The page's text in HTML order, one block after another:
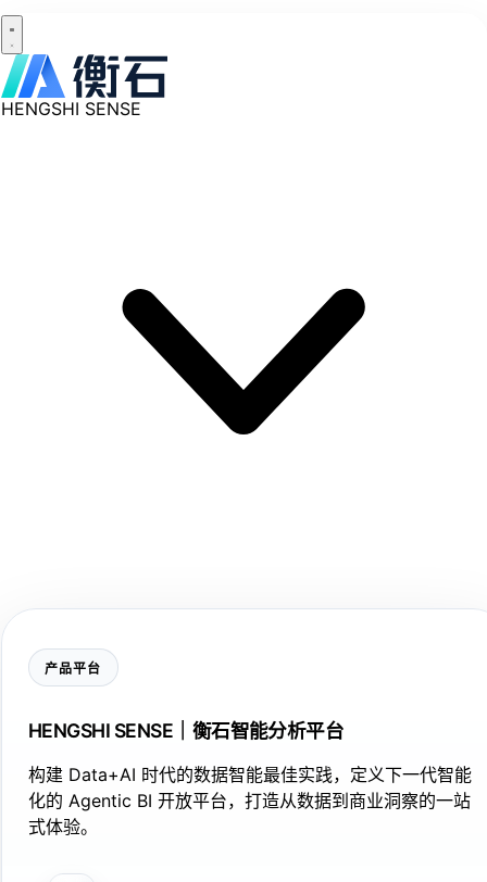
HENGSHI SENSE
产品平台
HENGSHI SENSE｜衡石智能分析平台
构建 Data+AI 时代的数据智能最佳实践，定义下一代智能
化的 Agentic BI 开放平台，打造从数据到商业洞察的一站
式体验。